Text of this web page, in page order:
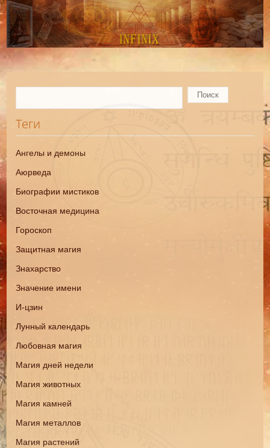
Теги
Ангелы и демоны
Аюрведа
Биографии мистиков
Восточная медицина
Гороскоп
Защитная магия
Знахарство
Значение имени
И-цзин
Лунный календарь
Любовная магия
Магия дней недели
Магия животных
Магия камней
Магия металлов
Магия растений